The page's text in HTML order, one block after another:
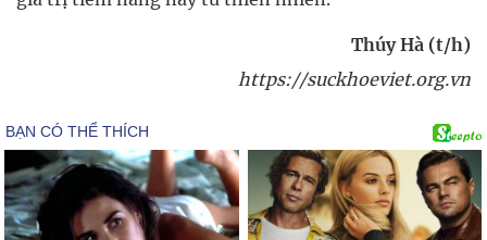
Thúy Hà (t/h)
https://suckhoeviet.org.vn